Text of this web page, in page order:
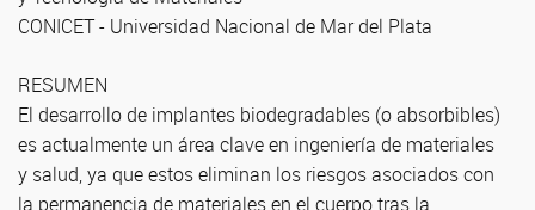
CONICET - Universidad Nacional de Mar del Plata
RESUMEN
El desarrollo de implantes biodegradables (o absorbibles)
es actualmente un área clave en ingeniería de materiales
y salud, ya que estos eliminan los riesgos asociados con
la permanencia de materiales en el cuerpo tras la